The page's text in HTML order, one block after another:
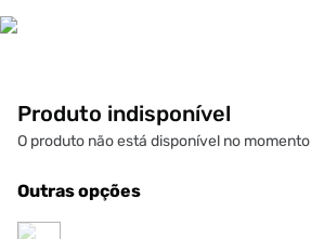
Produto indisponível
O produto não está disponível no momento
Outras opções